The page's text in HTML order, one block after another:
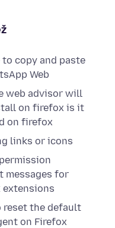
to copy and paste
Web
web advisor will
on firefox is it
on firefox
links or icons
messages for
extensions
reset the default
on Firefox